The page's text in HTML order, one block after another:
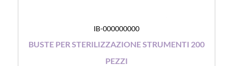
IB-000000000
BUSTE PER STERILIZZAZIONE STRUMENTI 200
PEZZI